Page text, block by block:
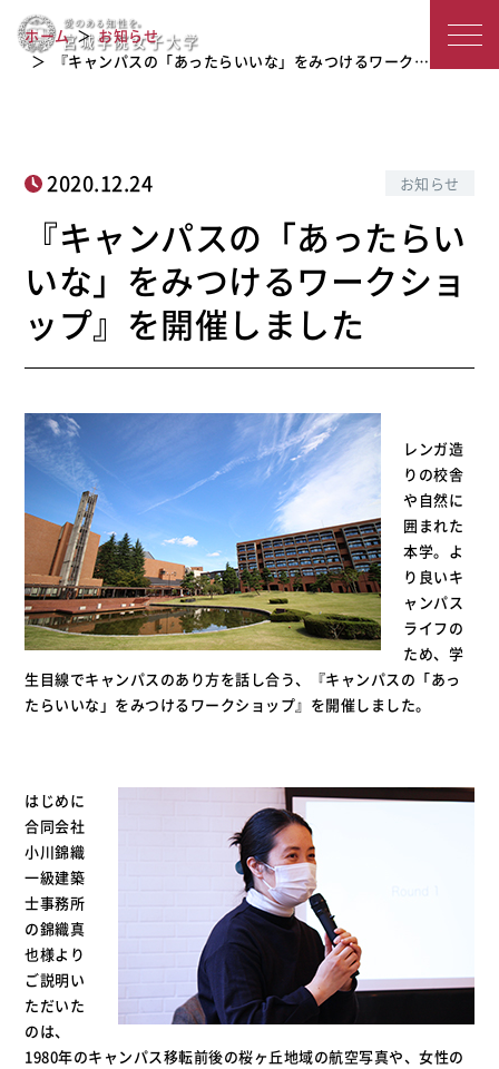
城
子
大
学
みつけるワークショップ』を開催しま
した
ホーム
お知らせ
『キャンパスの「あったらいいな」をみつけるワーク…
2020.12.24 お知らせ
『キャンパスの「あったらい
いな」をみつけるワークショ
ップ』を開催しました
レンガ造
りの校舎
や自然に
囲まれた
本学。よ
り良いキ
ャンパス
ライフの
ため、学
生目線でキャンパスのあり方を話し合う、『キャンパスの「あっ
たらいいな」をみつけるワークショップ』を開催しました。
はじめに
合同会社
小川錦織
一級建築
士事務所
の錦織真
也様より
ご説明い
ただいた
のは、
1980年のキャンパス移転前後の桜ヶ丘地域の航空写真や、女性の